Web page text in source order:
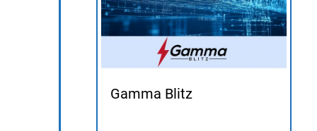
Gamma Blitz